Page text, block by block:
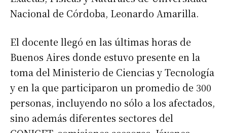
Nacional de Córdoba, Leonardo Amarilla.
El docente llegó en las últimas horas de
Buenos Aires donde estuvo presente en la
toma del Ministerio de Ciencias y Tecnología
y en la que participaron un promedio de 300
personas, incluyendo no sólo a los afectados,
sino además diferentes sectores del